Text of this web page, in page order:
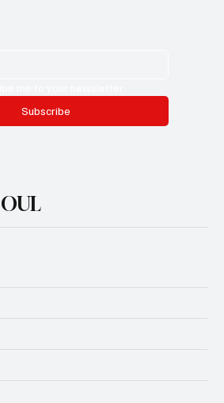
Subscribe